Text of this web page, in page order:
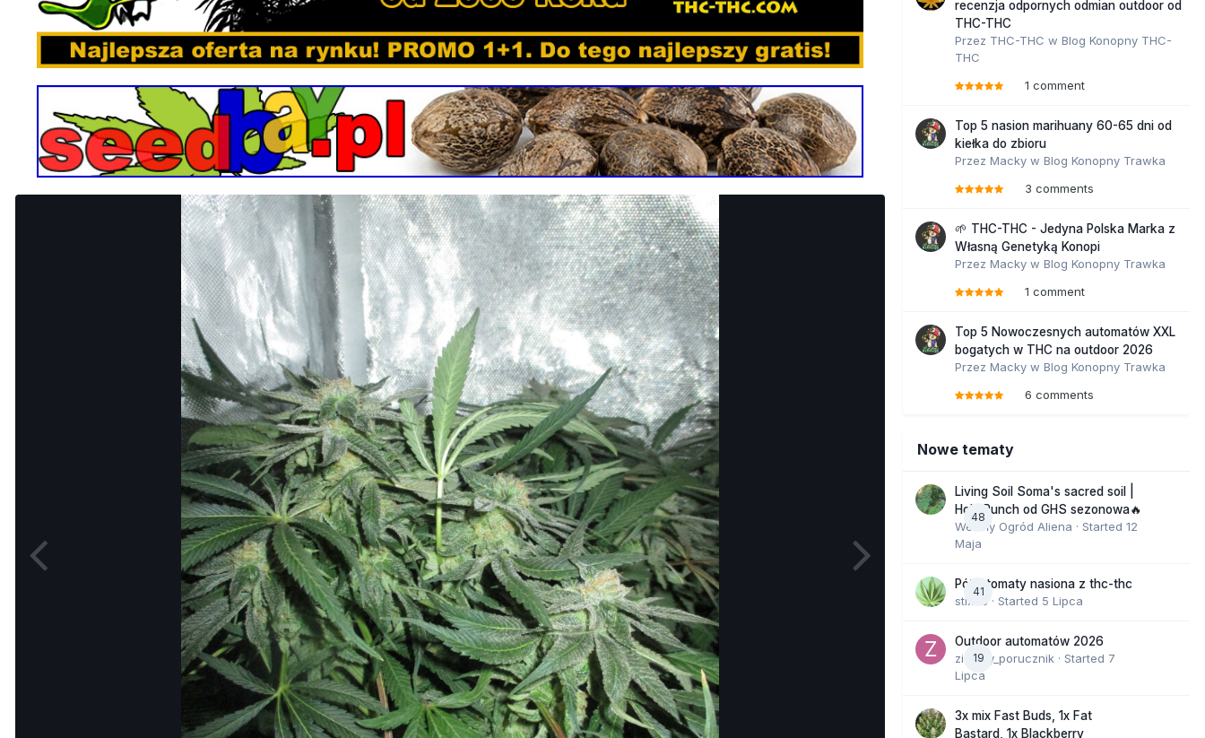
recenzja odpornych odmian outdoor od
THC-THC
Przez THC-THC w Blog Konopny THC-
THC
1 comment
Top 5 nasion marihuany 60-65 dni od
kiełka do zbioru
Przez Macky w Blog Konopny Trawka
3 comments
🌱 THC-THC - Jedyna Polska Marka z
Własną Genetyką Konopi
Przez Macky w Blog Konopny Trawka
1 comment
Top 5 Nowoczesnych automatów XXL
bogatych w THC na outdoor 2026
Przez Macky w Blog Konopny Trawka
6 comments
Nowe tematy
48
Living Soil Soma's sacred soil |
Holy Punch od GHS sezonowa🔥
Wesoły Ogród Aliena · Started 12
Maja
41
Półautomaty nasiona z thc-thc
stix33 · Started 5 Lipca
19
Outdoor automatów 2026
zielony_porucznik · Started 7
Lipca
3x mix Fast Buds, 1x Fat
Bastard, 1x Blackberry